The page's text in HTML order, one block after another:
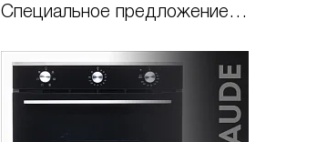
Специальное предложение:
подарок!